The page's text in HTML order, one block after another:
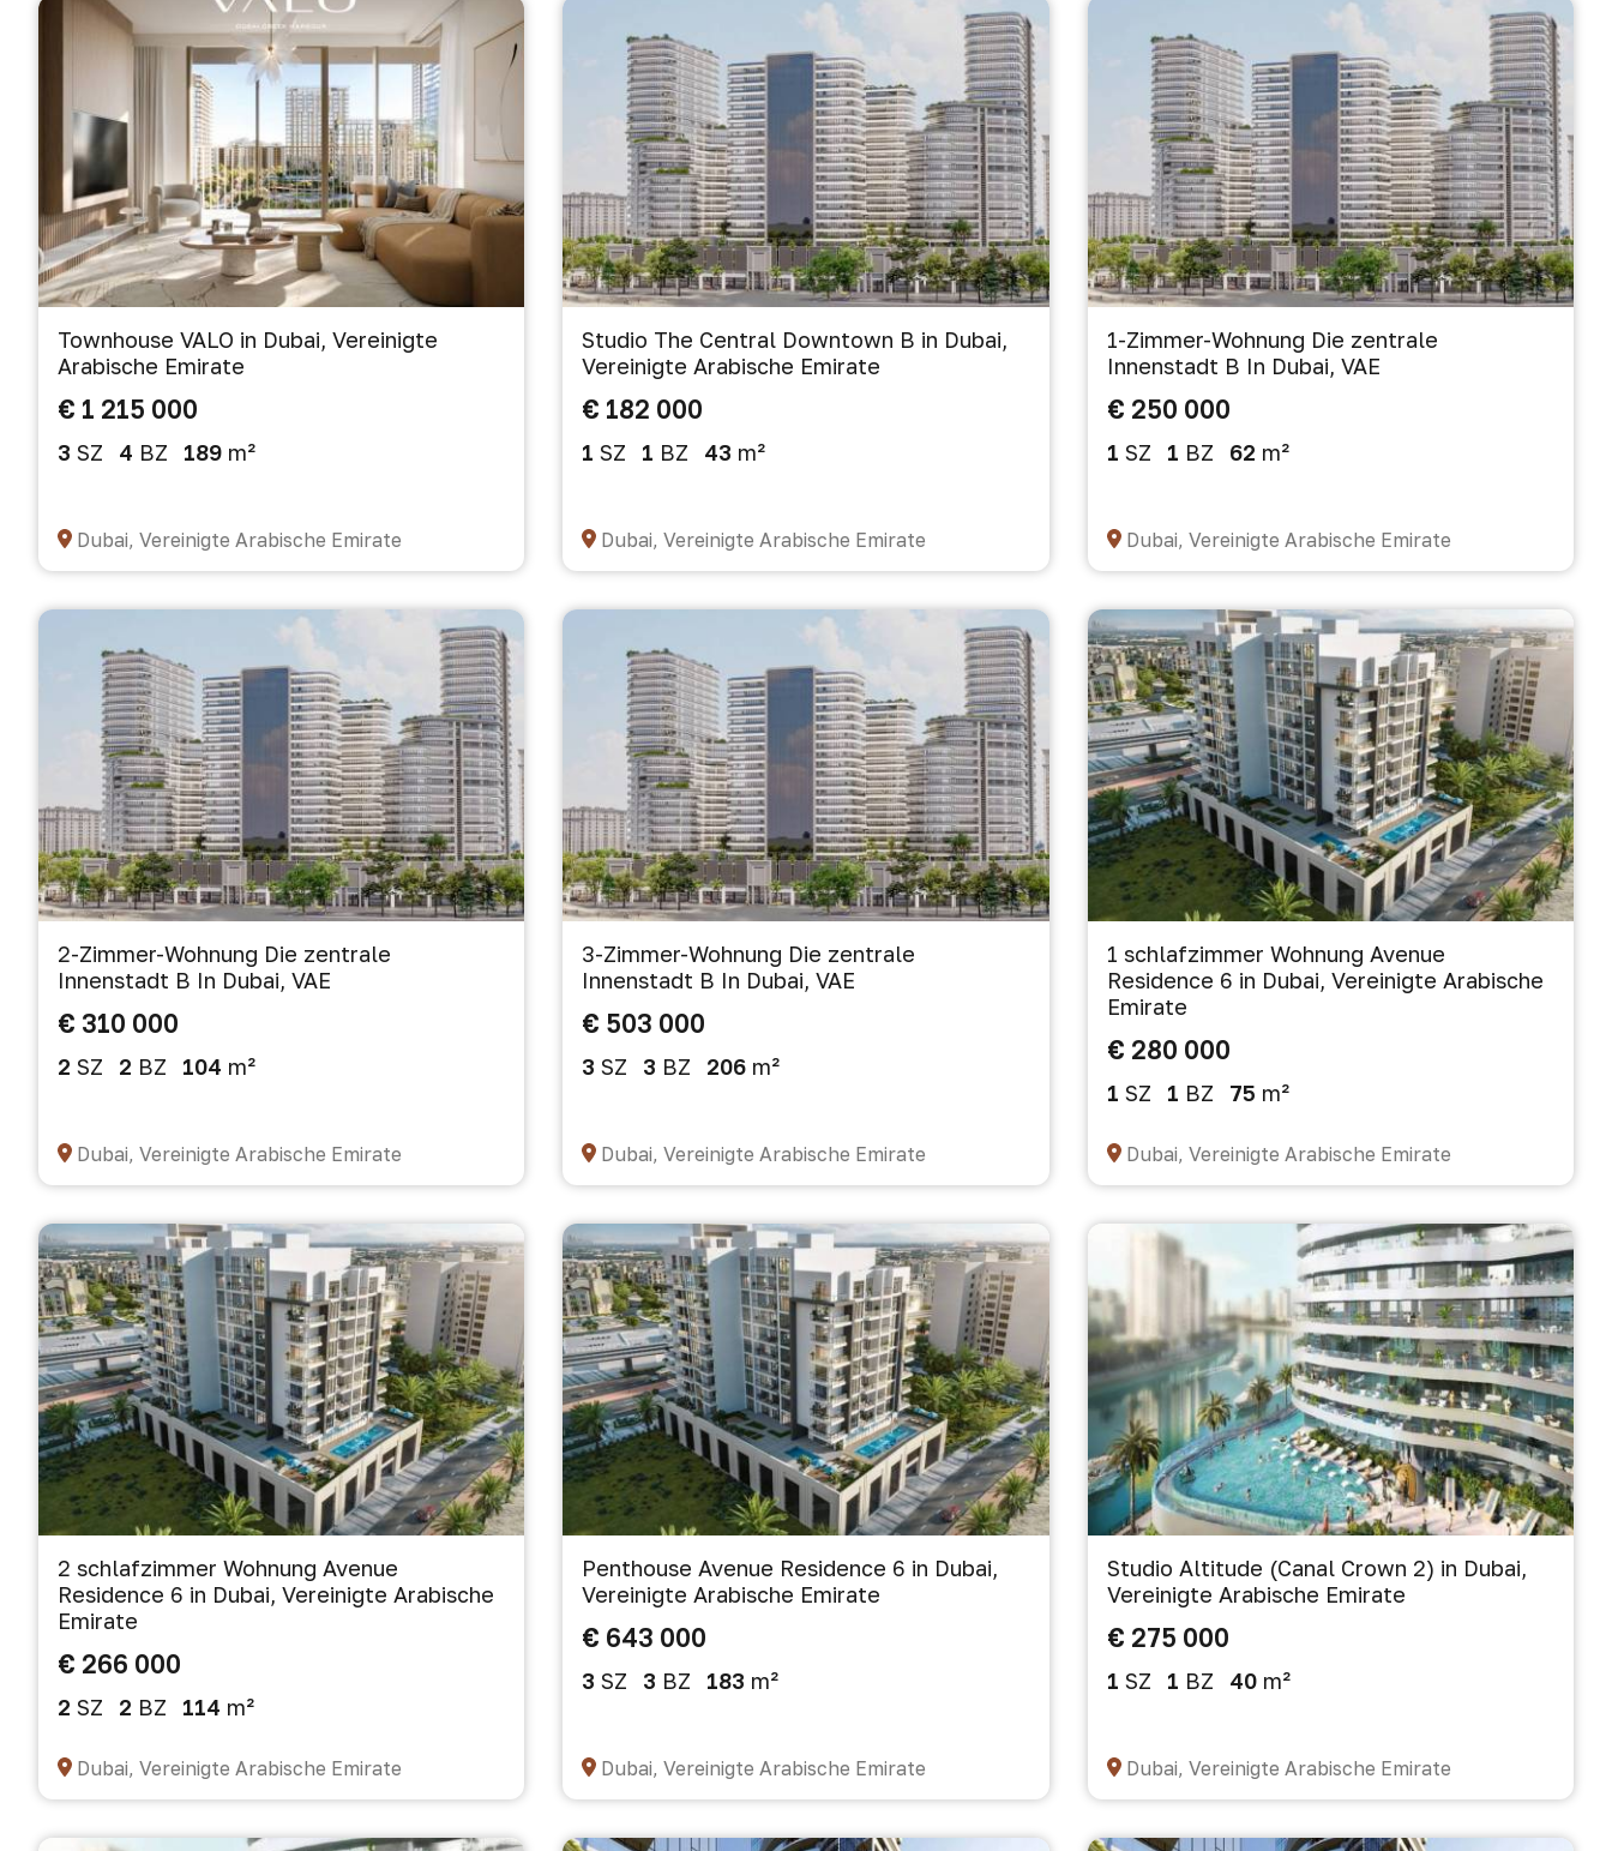
Townhouse VALO in Dubai, Vereinigte
Arabische Emirate
€ 1 215 000
3 SZ 4 BZ 189 m²
Dubai, Vereinigte Arabische Emirate
Studio The Central Downtown B in Dubai,
Vereinigte Arabische Emirate
€ 182 000
1 SZ 1 BZ 43 m²
Dubai, Vereinigte Arabische Emirate
1-Zimmer-Wohnung Die zentrale
Innenstadt B In Dubai, VAE
€ 250 000
1 SZ 1 BZ 62 m²
Dubai, Vereinigte Arabische Emirate
2-Zimmer-Wohnung Die zentrale
Innenstadt B In Dubai, VAE
€ 310 000
2 SZ 2 BZ 104 m²
Dubai, Vereinigte Arabische Emirate
3-Zimmer-Wohnung Die zentrale
Innenstadt B In Dubai, VAE
€ 503 000
3 SZ 3 BZ 206 m²
Dubai, Vereinigte Arabische Emirate
1 schlafzimmer Wohnung Avenue
Residence 6 in Dubai, Vereinigte Arabische
Emirate
€ 280 000
1 SZ 1 BZ 75 m²
Dubai, Vereinigte Arabische Emirate
2 schlafzimmer Wohnung Avenue
Residence 6 in Dubai, Vereinigte Arabische
Emirate
€ 266 000
2 SZ 2 BZ 114 m²
Dubai, Vereinigte Arabische Emirate
Penthouse Avenue Residence 6 in Dubai,
Vereinigte Arabische Emirate
€ 643 000
3 SZ 3 BZ 183 m²
Dubai, Vereinigte Arabische Emirate
Studio Altitude (Canal Crown 2) in Dubai,
Vereinigte Arabische Emirate
€ 275 000
1 SZ 1 BZ 40 m²
Dubai, Vereinigte Arabische Emirate